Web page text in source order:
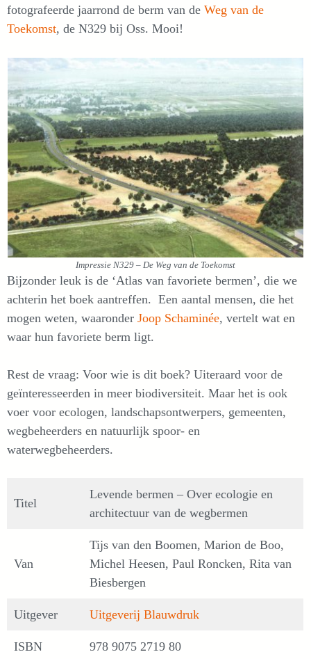
fotografeerde jaarrond de berm van de Weg van de
Toekomst, de N329 bij Oss. Mooi!
Impressie N329 – De Weg van de Toekomst
Bijzonder leuk is de ‘Atlas van favoriete bermen’, die we
achterin het boek aantreffen. Een aantal mensen, die het
mogen weten, waaronder Joop Schaminée, vertelt wat en
waar hun favoriete berm ligt.
Rest de vraag: Voor wie is dit boek? Uiteraard voor de
geïnteresseerden in meer biodiversiteit. Maar het is ook
voer voor ecologen, landschapsontwerpers, gemeenten,
wegbeheerders en natuurlijk spoor- en
waterwegbeheerders.
Titel
Levende bermen – Over ecologie en
architectuur van de wegbermen
Van
Tijs van den Boomen, Marion de Boo,
Michel Heesen, Paul Roncken, Rita van
Biesbergen
Uitgever Uitgeverij Blauwdruk
ISBN 978 9075 2719 80